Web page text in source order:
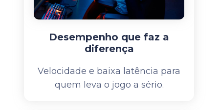
Desempenho que faz a
diferença
Velocidade e baixa latência para
quem leva o jogo a sério.